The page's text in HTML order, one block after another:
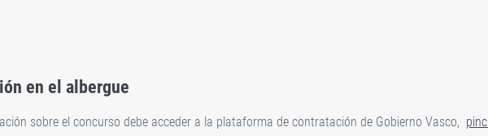
en el albergue
sobre el concurso debe acceder a la plataforma de contratación de Gobierno Vasco,